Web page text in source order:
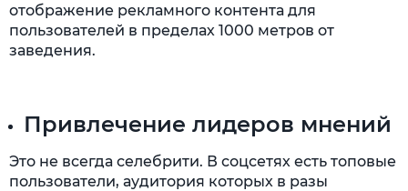
отображение рекламного контента для
пользователей в пределах 1000 метров от
заведения.
Привлечение лидеров мнений
Это не всегда селебрити. В соцсетях есть топовые
пользователи, аудитория которых в разы